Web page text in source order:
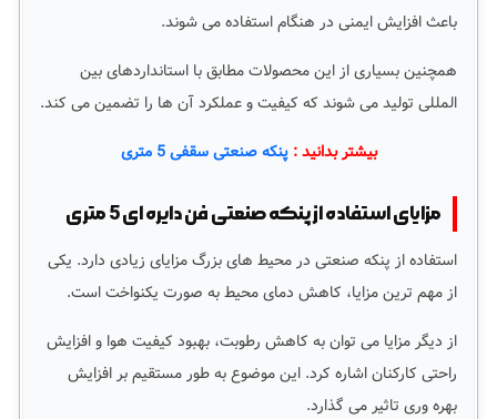
باعث افزایش ایمنی در هنگام استفاده می شوند.
همچنین بسیاری از این محصولات مطابق با استانداردهای بین
المللی تولید می شوند که کیفیت و عملکرد آن ها را تضمین می کند.
بیشتر بدانید :پنکه صنعتی سقفی 5 متری
مزایای استفاده از پنکه صنعتی فن دایره ای 5 متری
استفاده از پنکه صنعتی در محیط های بزرگ مزایای زیادی دارد. یکی
از مهم ترین مزایا، کاهش دمای محیط به صورت یکنواخت است.
از دیگر مزایا می توان به کاهش رطوبت، بهبود کیفیت هوا و افزایش
راحتی کارکنان اشاره کرد. این موضوع به طور مستقیم بر افزایش
بهره وری تاثیر می گذارد.